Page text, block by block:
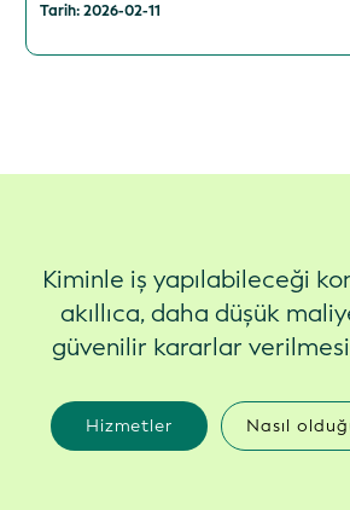
Tarih: 2026-02-11
Kiminle iş yapılabileceği
akıllıca, daha düşük
güvenilir kararlar
Hizmetler Nasıl